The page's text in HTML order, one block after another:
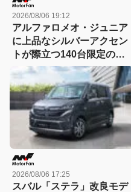
2026/08/06 19:12
アルファロメオ・ジュニア
に上品なシルバーアクセン
トが際立つ140台限定の
「スポルト スペチアーレ」
が登場！
2026/08/06 17:25
スバル「ステラ」改良モデ